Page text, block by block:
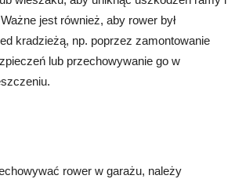
jest również, aby rower był
kradzieżą, np. poprzez zamontowanie
lub przechowywanie go w
rower w garażu, należy